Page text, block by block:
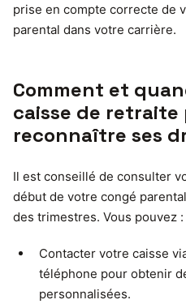
prise en compte correcte de
parental dans votre carrière.
Comment et
caisse de
reconnaître ses
Il est conseillé de consulter
début de votre congé
des trimestres. Vous pouvez :
Contacter votre caisse
téléphone pour obtenir
personnalisées.